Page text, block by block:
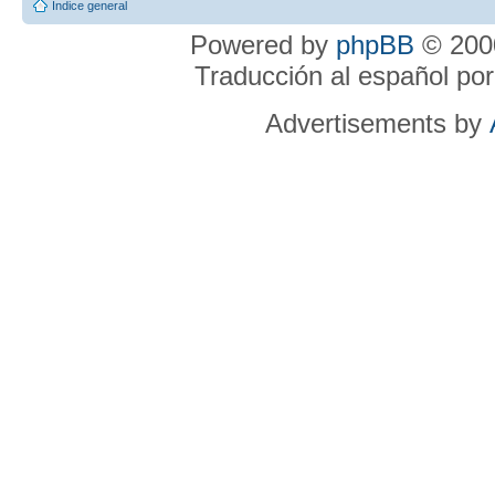
Índice general
Powered by phpBB ©
Traducción al español
Advertisements by